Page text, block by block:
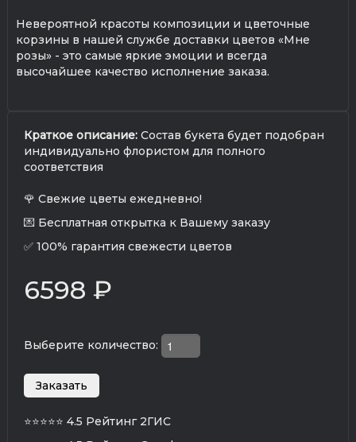
Невероятной красоты композиции и цветочные
корзины в нашей службе доставки цветов «Мне
розы» - это самые яркие эмоции и всегда
высочайшее качество исполнение заказа.
Краткое описание: Состав букета будет подобран
индивидуально флористом для полного
соответствия
🌹 Свежие цветы ежедневно!
💌 Бесплатная открытка к Вашему заказу
✅ 100% гарантия свежести цветов
6598 ₽
Выберите количество:
⭐⭐⭐⭐⭐ 4.5 Рейтинг 2ГИС